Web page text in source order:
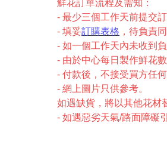
鮮花訂單流程及需知：
- 最少三個工作天前提交訂
- 填妥訂購表格 ，待負責
- 如一個工作天內未收到
- 由於中心每日製作鮮花
- 付款後，不接受買方任
- 網上圖片只供參考。
如遇缺貨，將以其他花材
- 如遇惡劣天氣/路面障礙